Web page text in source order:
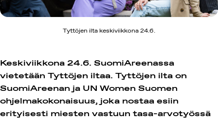
Tyttöjen ilta keskiviikkona 24.6.
Keskiviikkona 24.6. SuomiAreenassa
vietetään Tyttöjen iltaa. Tyttöjen ilta on
SuomiAreenan ja UN Women Suomen
ohjelmakokonaisuus, joka nostaa esiin
erityisesti miesten vastuun tasa-arvotyössä